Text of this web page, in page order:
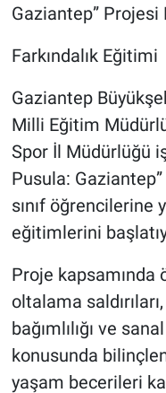
Gaziantep” Projesi
Farkındalık Eğitimi
Gaziantep
Milli Eğitim
Spor İl Müdürlüğü
Pusula:
sınıf öğrencilerine
eğitimlerini
Proje kapsamında
oltalama
bağımlılığı ve
konusunda
yaşam becerileri